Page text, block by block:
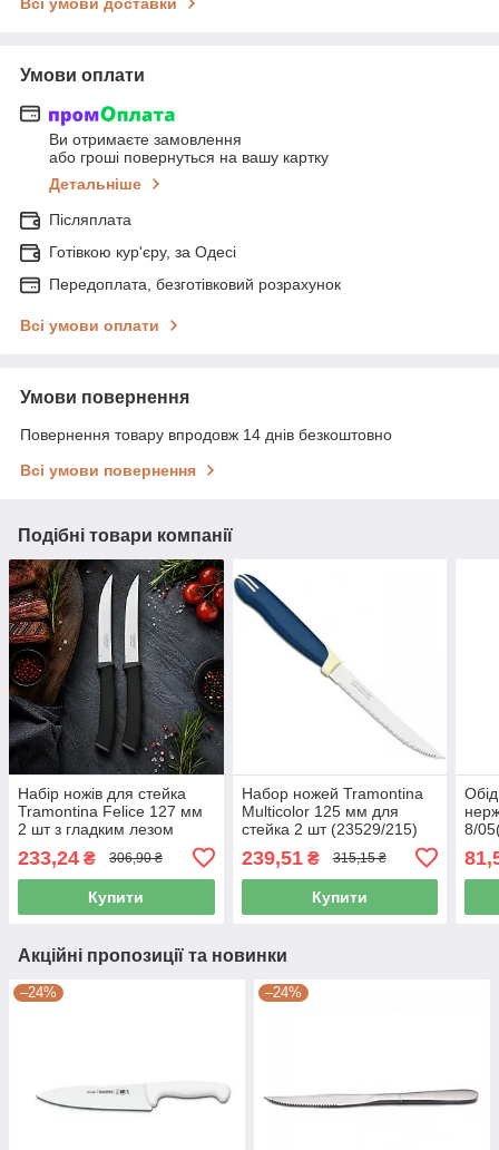
Умови оплати
Ви отримаєте замовлення
або гроші повернуться на вашу картку
Детальніше
Післяплата
Готівкою кур'єру, за Одесі
Передоплата, безготівковий розрахунок
Всі умови оплати
Умови повернення
Повернення товару впродовж 14 днів безкоштовно
Всі умови повернення
Подібні товари компанії
Набір ножів для стейка
Tramontina Felice 127 мм
2 шт з гладким лезом
233,24 ₴ 306,90 ₴
Купити
Набор ножей Tramontina
Multicolor 125 мм для
стейка 2 шт (23529/215)
239,51₴ 315,15 ₴
Купити
8/
Акційні пропозиції та новинки
–24% –24%